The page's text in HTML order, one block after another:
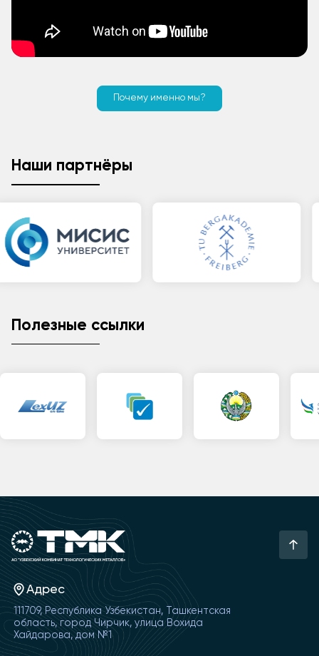
Почему именно мы?
Наши партнёры
Полезные ссылки
Адрес
111709, Республика Узбекистан, Ташкентская
область, город Чирчик, улица Вохида
Хайдарова, дом №1